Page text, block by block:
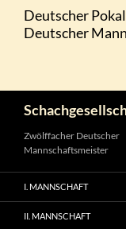
Zwölffacher Deutscher
Mannschaftsmeister
I. MANNSCHAFT
II. MANNSCHAFT